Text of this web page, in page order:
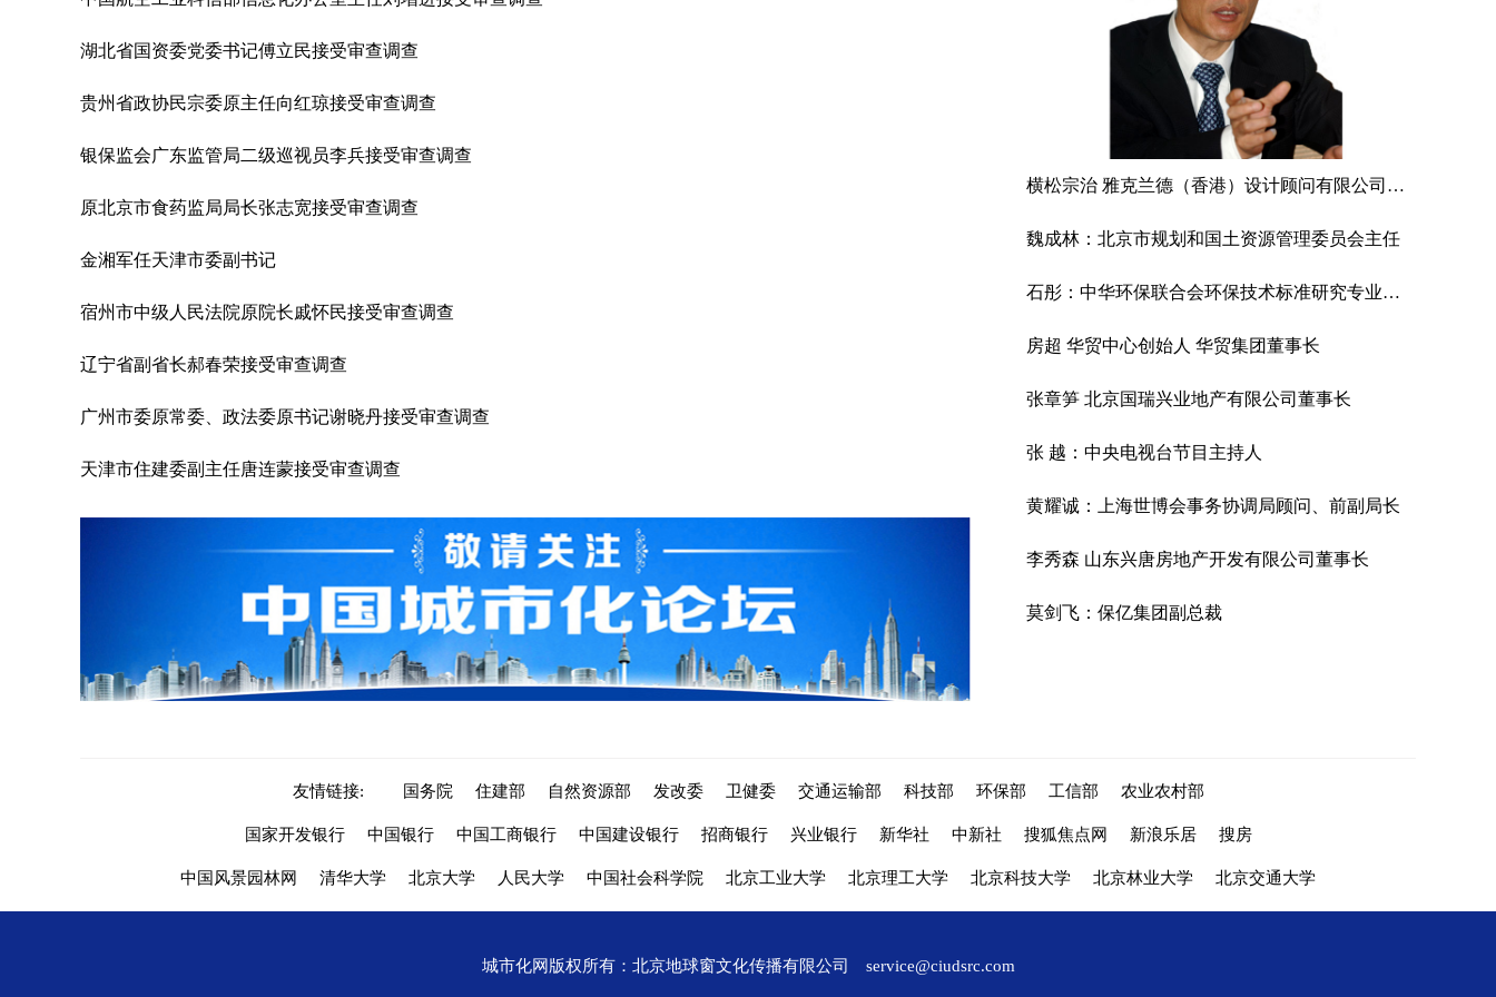
湖北省国资委党委书记傅立民接受审查调查
贵州省政协民宗委原主任向红琼接受审查调查
银保监会广东监管局二级巡视员李兵接受审查调查
原北京市食药监局局长张志宽接受审查调查
金湘军任天津市委副书记
宿州市中级人民法院原院长戚怀民接受审查调查
辽宁省副省长郝春荣接受审查调查
广州市委原常委、政法委原书记谢晓丹接受审查调查
天津市住建委副主任唐连蒙接受审查调查
横松宗治 雅克兰德（香港）设计顾问有限公司董事、总规划师
魏成林：北京市规划和国土资源管理委员会主任
石彤：中华环保联合会环保技术标准研究专业委员会副秘书长
房超 华贸中心创始人 华贸集团董事长
张章笋 北京国瑞兴业地产有限公司董事长
张 越：中央电视台节目主持人
黄耀诚：上海世博会事务协调局顾问、前副局长
李秀森 山东兴唐房地产开发有限公司董事长
莫剑飞：保亿集团副总裁
友情链接: 国务院 住建部 自然资源部 发改委 卫健委 交通运输部 科技部 环保部 工信部 农业农村部
国家开发银行 中国银行 中国工商银行 中国建设银行 招商银行 兴业银行 新华社 中新社 搜狐焦点网 新浪乐居 搜房
中国风景园林网 清华大学 北京大学 人民大学 中国社会科学院 北京工业大学 北京理工大学 北京科技大学 北京林业大学 北京交通大学
城市化网版权所有：北京地球窗文化传播有限公司 service@ciudsrc.com